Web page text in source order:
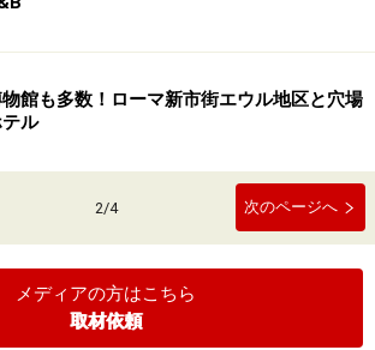
館も多数！ローマ新市街エウル地区と穴場
ル
2/4 次のページへ
メディアの方はこちら
取材依頼